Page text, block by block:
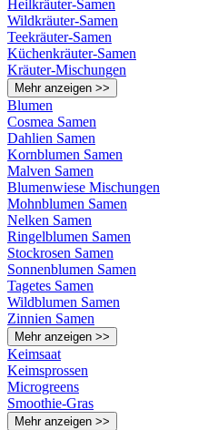
Heilkräuter-Samen
Wildkräuter-Samen
Teekräuter-Samen
Küchenkräuter-Samen
Kräuter-Mischungen
Mehr anzeigen >>
Blumen
Cosmea Samen
Dahlien Samen
Kornblumen Samen
Malven Samen
Blumenwiese Mischungen
Mohnblumen Samen
Nelken Samen
Ringelblumen Samen
Stockrosen Samen
Sonnenblumen Samen
Tagetes Samen
Wildblumen Samen
Zinnien Samen
Mehr anzeigen >>
Keimsaat
Keimsprossen
Microgreens
Smoothie-Gras
Mehr anzeigen >>